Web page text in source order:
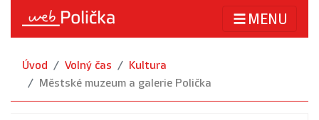
MENU
Úvod Volný čas
Kultura
Městské muzeum a galerie Polička